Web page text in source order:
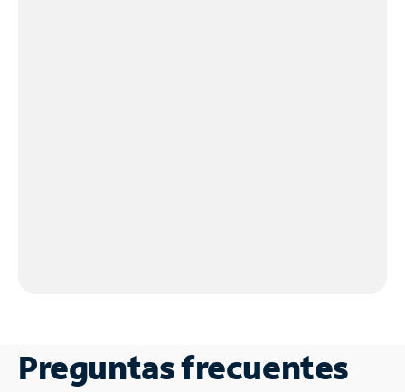
Preguntas frecuentes